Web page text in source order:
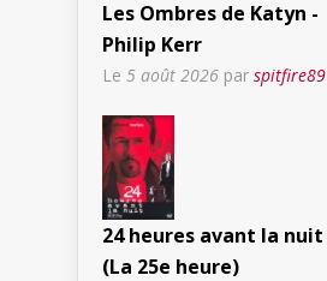
Les Ombres de Katyn -
Philip Kerr
Le 5 août 2026 par spitfire89
24 heures avant la nuit
(La 25e heure)